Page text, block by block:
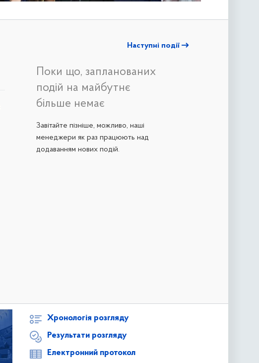
Наступні події
Поки що, запланованих
подій на майбутнє
більше немає
Завітайте пізніше, можливо, наші
менеджери як раз працюють над
додаванням нових подій.
Хронологія розгляду
Результати розгляду
Електронний протокол